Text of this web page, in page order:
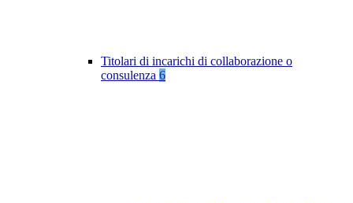
Titolari di incarichi di collaborazione o
consulenza 6